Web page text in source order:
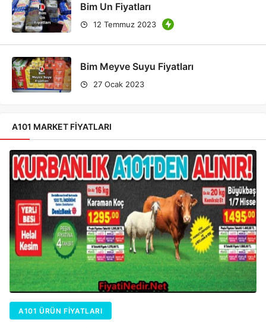
Bim Un Fiyatları
12 Temmuz 2023
Bim Meyve Suyu Fiyatları
27 Ocak 2023
A101 MARKET FIYATLARI
A101 ÜRÜN FIYATLARI